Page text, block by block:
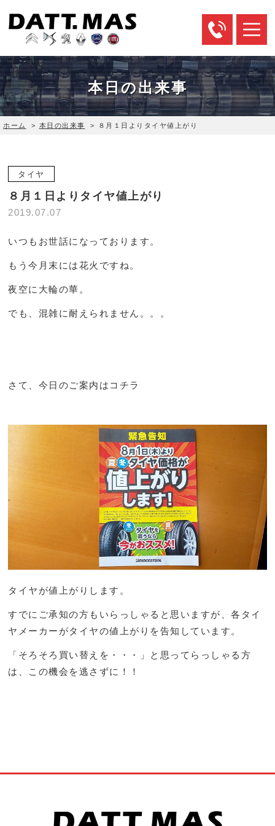
本日の出来事
ホーム > 本日の出来事 > ８月１日よりタイヤ値上がり
タイヤ
８月１日よりタイヤ値上がり
2019.07.07
いつもお世話になっております。
もう今月末には花火ですね。
夜空に大輪の華。
でも、混雑に耐えられません。。。
さて、今日のご案内はコチラ
タイヤが値上がりします。
すでにご承知の方もいらっしゃると思いますが、各タイ
ヤメーカーがタイヤの値上がりを告知しています。
「そろそろ買い替えを・・・」と思ってらっしゃる方
は、この機会を逃さずに！！